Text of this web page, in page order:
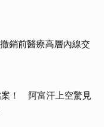
銷前醫療高層內線交
案！ 阿富汗上空驚見